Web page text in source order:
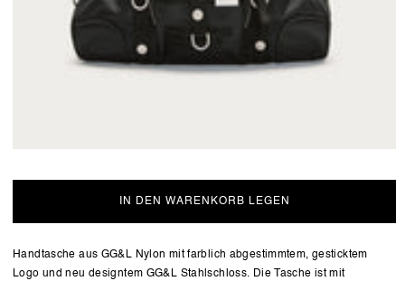
IN DEN WARENKORB LEGEN
Handtasche aus GG&L Nylon mit farblich abgestimmtem, gesticktem
Logo und neu designtem GG&L Stahlschloss. Die Tasche ist mit